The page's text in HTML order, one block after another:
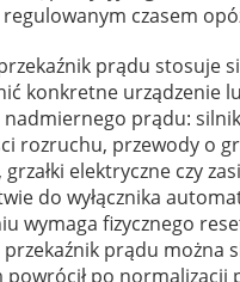
regulowanym czasem
prądu stosuje
konkretne urządzenie
nadmiernego prądu:
rozruchu, przewody o
elektryczne czy
do wyłącznika
wymaga fizycznego
przekaźnik prądu można
powrócił po normalizacji